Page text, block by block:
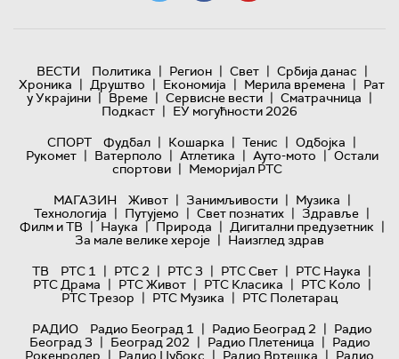
ВЕСТИ Политика | Регион | Свет | Србија данас |
Хроника | Друштво | Економија | Мерила времена | Рат
у Украјини | Време | Сервисне вести | Сматрачница |
Подкаст | ЕУ могућности 2026
СПОРТ
Фудбал | Кошарка | Тенис | Одбојка |
Рукомет | Ватерполо | Атлетика | Ауто-мото | Остали
спортови | Меморијал РТС
МАГАЗИН
Живот | Занимљивости | Музика |
Технологијa | Путујемо | Свет познатих | Здравље |
Филм и ТВ | Наука | Природа | Дигитални предузетник |
За мале велике хероје | Наизглед здрав
ТВ
РТС 1 | РТС 2 | РТС 3 | РТС Свет | РТС Наука |
РТС Драма | РТС Живот | РТС Класика | РТС Коло |
РТС Трезор | РТС Музика | РТС Полетарац
РАДИО
Радио Београд 1 | Радио Београд 2 | Радио
Београд 3 | Београд 202 | Радио Плетеница | Радио
Рокенролер | Радио Џубокс | Радио Вртешка | Радио